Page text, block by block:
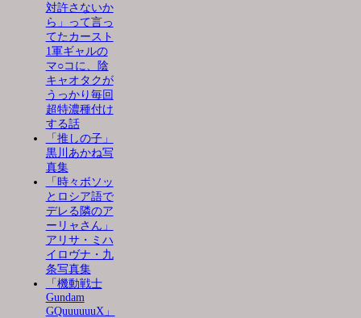
対許さないか
ら」って言っ
てたカースト
1軍ギャルの
マ○コに、陰
キャオタクが
うっかり毎回
超特濃種付け
する話
「推しの子」
黒川あかね写
真集
「時々ボソッ
とロシア語で
デレる隣のア
ーリャさん」
アリサ・ミハ
イロヴナ・九
条写真集
「機動戦士
Gundam
GQuuuuuuX」